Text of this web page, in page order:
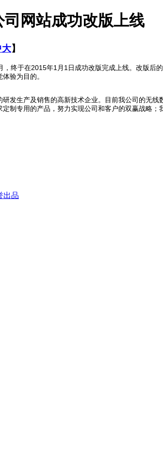
网站成功改版上线
大】
，终于在2015年1月 1 日成功改版完成上线。改版后
验为目的。
发生产及销售的高新技术企业。目前我公司的无
制专用的产品，努力实现公司和客户的双赢战略；
出品